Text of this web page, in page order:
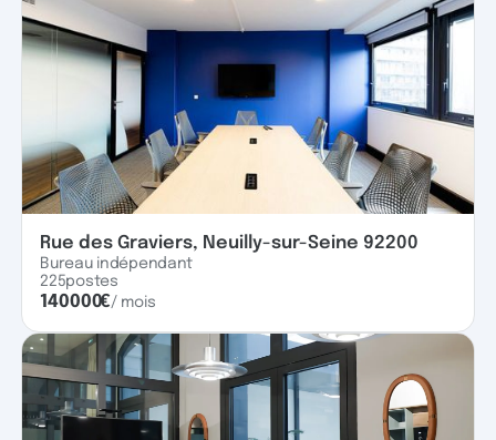
Rue des Graviers, Neuilly-sur-Seine 92200
Bureau indépendant
225postes
140000€/ mois